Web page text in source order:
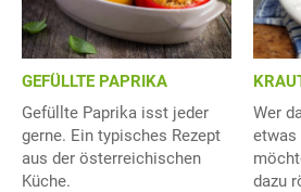
GEFÜLLTE PAPRIKA
Gefüllte Paprika isst jeder
gerne. Ein typisches Rezept
aus der österreichischen
Küche.
Wer
etwas
dazu